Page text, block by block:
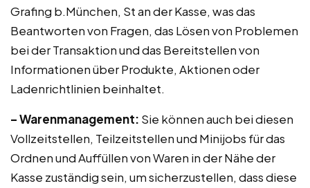
Grafing b.München, St an der Kasse, was das
Beantworten von Fragen, das Lösen von Problemen
bei der Transaktion und das Bereitstellen von
Informationen über Produkte, Aktionen oder
Ladenrichtlinien beinhaltet.
– Warenmanagement: Sie können auch bei diesen
Vollzeitstellen, Teilzeitstellen und Minijobs für das
Ordnen und Auffüllen von Waren in der Nähe der
Kasse zuständig sein, um sicherzustellen, dass diese